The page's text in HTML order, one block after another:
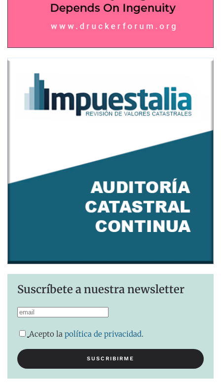
Suscríbete a nuestra newsletter
Acepto la política de privacidad.